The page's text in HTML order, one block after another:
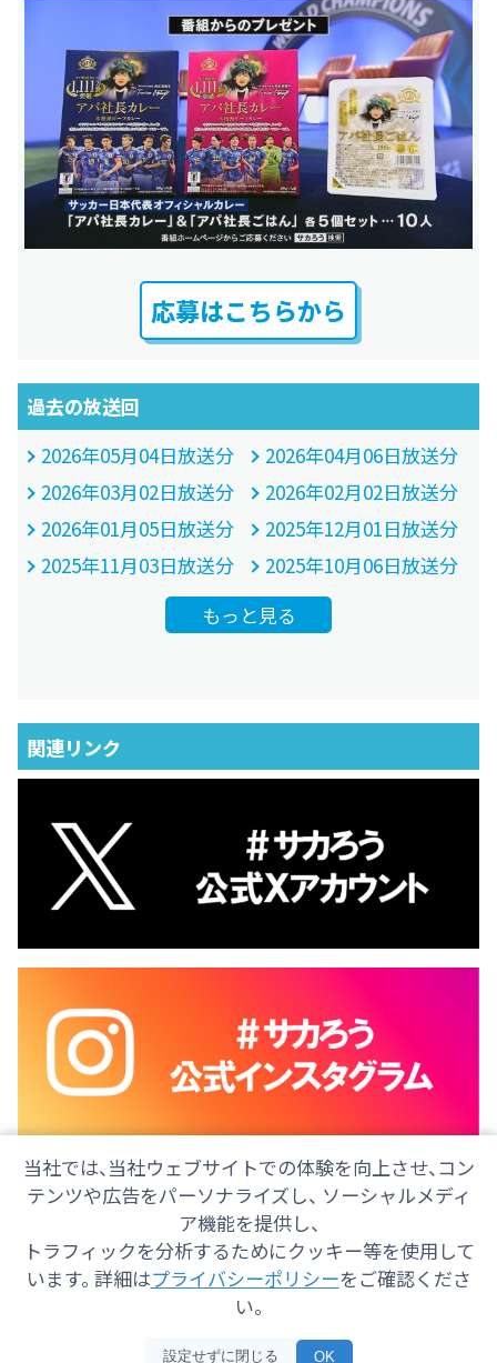
当社では、当社ウェブサイトでの体験を向上させ、コン
テンツや広告をパーソナライズし、 ソーシャルメディ
ア機能を提供し、
トラフィックを分析するためにクッキー等を使用して
います。 詳細はプライバシーポリシーをご確認くださ
い。
設定せずに閉じる OK
応募はこちらから
過去の放送回
2026年05月04日放送分
2026年04月06日放送分
2026年03月02日放送分
2026年02月02日放送分
2026年01月05日放送分
2025年12月01日放送分
2025年11月03日放送分
2025年10月06日放送分
もっと見る
関連リンク
会社情報 採用情報 ご意見・ご感想
防災情報
番組情報
Copyright© 2025 SHIZUOKA TELECASTING Co.,Ltd.